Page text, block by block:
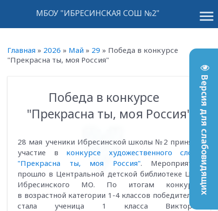
Версия для слабовидящих
menu
МБОУ "ИБРЕСИНСКАЯ СОШ №2"
Главная » 2026 » Май » 29 » Победа в конкурсе
"Прекрасна ты, моя Россия"
Победа в конкурсе
"Прекрасна ты, моя Россия"
28 мая ученики Ибресинской школы №2 приняли
участие в конкурсе художественного слова
"Прекрасна ты, моя Россия". Мероприятие
прошло в Центральной детской библиотеке ЦБС
Ибресинского МО. По итогам конкурса
в возрастной категории 1-4 классов победителем
стала ученица 1 класса Виктория